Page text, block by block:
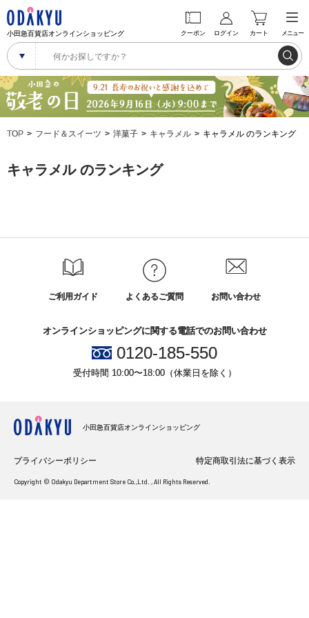
小田急百貨店オンラインショッピング クーポン ログイン カート メニュー
TOP フード＆スイーツ 洋菓子 キャラメル キャラメル のランキング
キャラメル のランキング
ご利用ガイド よくあるご質問 お問い合わせ
オンラインショッピングに関する電話でのお問い合わせ
0120-185-550
受付時間 10:00〜18:00（休業日を除く）
小田急百貨店オンラインショッピング
プライバシーポリシー 特定商取引法に基づく表示
Copyright © Odakyu Department Store Co.,Ltd. , All Rights Reserved.